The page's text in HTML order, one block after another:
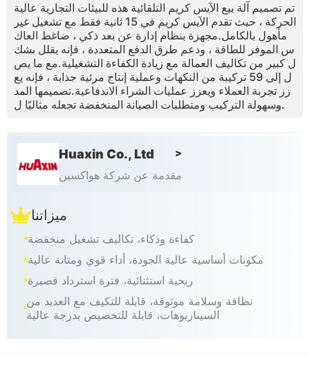
تم تصميم آلة بيع الآيس كريم التلقائية هذه للبيئات التجارية عالية
الحركة ، حيث تقدم الآيس كريم في 15 ثانية فقط مع تشغيل غير
مأهول بالكامل.مجهزة بنظام إدارة عن بعد ذكي ، ضاغط العاك
س الموفر للطاقة ، ودعم طرق الدفع المتعددة ، فإنه يقلل بشك
ل كبير من تكاليف العمالة مع زيادة الكفاءة التشغيلية.مع ما يص
ل إلى 59 تركيبة من النكهات وعملية إنتاج مرئية جذابة ، فإنه يع
زز تجربة العملاء ويعزز عمليات الشراء الاندفاعية.تصميمها المد
مج وسهولة التركيب ومتطلبات الصيانة المنخفضة تجعله مثاليًا ل
Huaxin Co., Ltd >
مقدمة عن شركة هواكسين
ميزاتنا
كفاءة وذكاء، تكاليف تشغيل منخفضة
مكونات أساسية عالية الجودة، أداء قوي ومتانة عالية
ربحية استثنائية، فترة استرداد قصيرة
نظافة وسلامة موثوقة، قابلة للتكيف مع العديد من
السيناريوهات، قابلة للتخصيص بدرجة عالية